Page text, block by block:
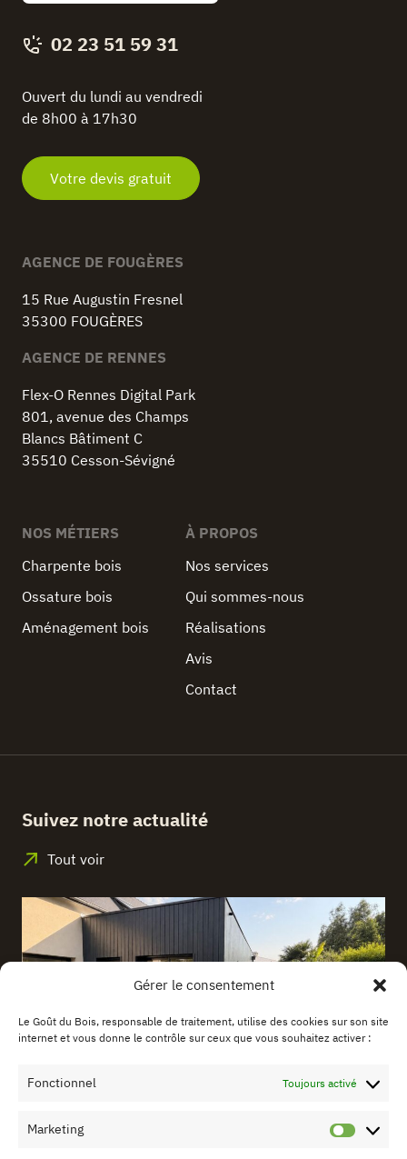
Gérer le consentement
Le Goût du Bois, responsable de traitement, utilise des cookies sur son site
internet et vous donne le contrôle sur ceux que vous souhaitez activer :
Fonctionnel Toujours activé
Marketing
02 23 51 59 31
Ouvert du lundi au vendredi
de 8h00 à 17h30
Votre devis gratuit
AGENCE DE FOUGÈRES
15 Rue Augustin Fresnel
35300 FOUGÈRES
AGENCE DE RENNES
Flex-O Rennes Digital Park
801, avenue des Champs
Blancs Bâtiment C
35510 Cesson-Sévigné
NOS MÉTIERS
Charpente bois
Ossature bois
Aménagement bois
À PROPOS
Nos services
Qui sommes-nous
Réalisations
Avis
Contact
Suivez notre actualité
Tout voir
EXTENSION EN OSSATURE BOIS : UNE SOLUTION IDÉALE